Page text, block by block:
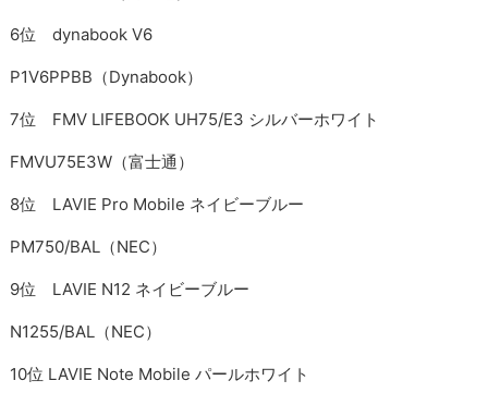
6位 dynabook V6
P1V6PPBB（Dynabook）
7位 FMV LIFEBOOK UH75/E3 シルバーホワイト
FMVU75E3W（富士通）
8位 LAVIE Pro Mobile ネイビーブルー
PM750/BAL（NEC）
9位 LAVIE N12 ネイビーブルー
N1255/BAL（NEC）
10位 LAVIE Note Mobile パールホワイト